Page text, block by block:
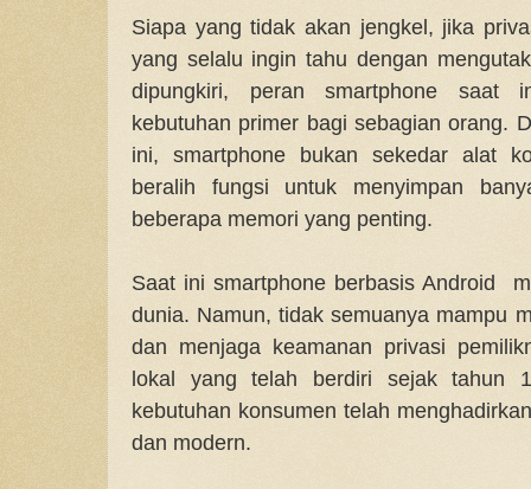
Siapa yang tidak akan jengkel, jika
yang selalu ingin tahu dengan
dipungkiri, peran smartphone saat
kebutuhan primer bagi sebagian orang.
ini, smartphone bukan sekedar alat
beralih fungsi untuk menyimpan
beberapa memori yang penting.
Saat ini smartphone berbasis Android
dunia. Namun, tidak semuanya mampu
dan menjaga keamanan privasi
lokal yang telah berdiri sejak tahun
kebutuhan konsumen telah
dan modern.